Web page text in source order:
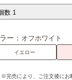
ー： オフホワイト
イエロー
※完売により、ご注文後にお